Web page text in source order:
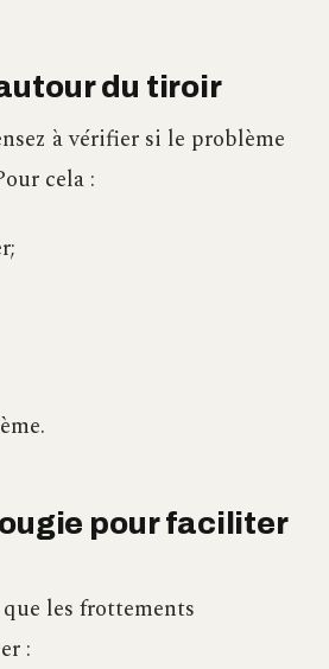
du tiroir
à vérifier si le problème
cela :
pour faciliter
les frottements
: